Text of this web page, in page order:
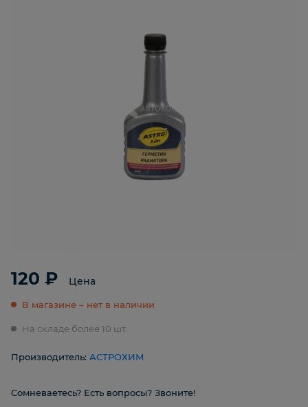
120 ₽ Цена
В магазине – нет в наличии
На складе более 10 шт.
Производитель: АСТРОХИМ
Сомневаетесь? Есть вопросы? Звоните!